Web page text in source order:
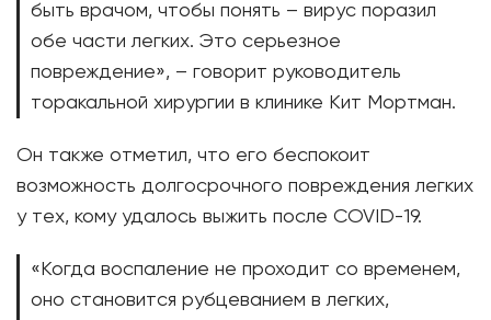
быть врачом, чтобы понять – вирус поразил
обе части легких. Это серьезное
повреждение», – говорит руководитель
торакальной хирургии в клинике Кит Мортман.
Он также отметил, что его беспокоит
возможность долгосрочного повреждения легких
у тех, кому удалось выжить после COVID-19.
«Когда воспаление не проходит со временем,
оно становится рубцеванием в легких,